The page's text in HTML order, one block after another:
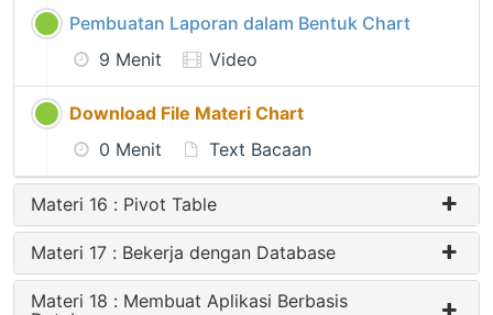
Pembuatan Laporan dalam Bentuk Chart
9 Menit
Video
Download File Materi Chart
0 Menit
Text Bacaan
Materi 16 : Pivot Table
Materi 17 : Bekerja dengan Database
Materi 18 : Membuat Aplikasi Berbasis